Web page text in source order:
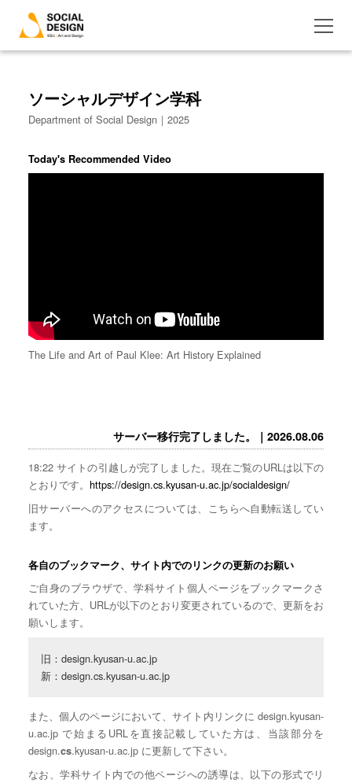
ソーシャルデザイン学科
Department of Social Design｜2025
Today's Recommended Video
The Life and Art of Paul Klee: Art History Explained
サーバー移行完了しました。｜2026.08.06
18:22 サイトの引越しが完了しました。現在ご覧のURLは以下の
とおりです。 https://design.cs.kyusan-u.ac.jp/socialdesign/
旧サーバーへのアクセスについては、こちらへ自動転送してい
ます。
各自のブックマーク、サイト内でのリンクの更新のお願い
ご自身のブラウザで、学科サイト個人ページをブックマークさ
れていた方、URLが以下のとおり変更されているので、更新をお
願いします。
旧：design.kyusan-u.ac.jp
新：design.cs.kyusan-u.ac.jp
また、個人のページにおいて、サイト内リンクに design.kyusan-
u.ac.jp で始まるURLを直接記載していた方は、当該部分を
design.cs.kyusan-u.ac.jp に更新して下さい。
なお、学科サイト内での他ページへの誘導は、以下の形式でリ